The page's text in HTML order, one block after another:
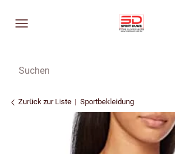
Zurück zur Liste Sportbekleidung